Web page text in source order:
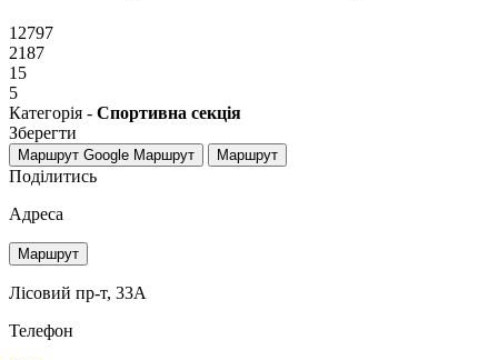
12797
2187
15
5
Категорія - Спортивна секція
Зберегти
Маршрут Google Маршрут Маршрут
Поділитись
Адреса
Маршрут
Лісовий пр-т, 33А
Телефон